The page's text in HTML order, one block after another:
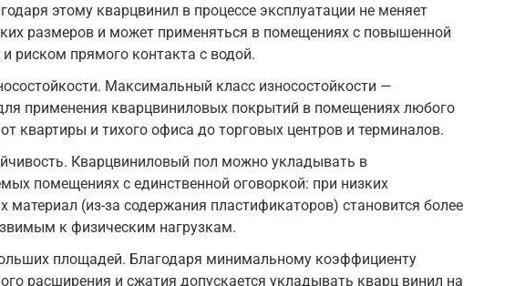
этому кварцвинил в процессе эксплуатации не меняет
размеров и может применяться в помещениях с повышенной
риском прямого контакта с водой.
Максимальный класс износостойкости —
применения кварцвиниловых покрытий в помещениях любого
квартиры и тихого офиса до торговых центров и терминалов.
Кварцвиниловый пол можно укладывать в
помещениях с единственной оговоркой: при низких
материал (из-за содержания пластификаторов) становится более
к физическим нагрузкам.
площадей. Благодаря минимальному коэффициенту
расширения и сжатия допускается укладывать кварц винил на